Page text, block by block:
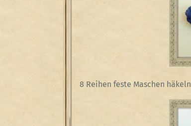
8 Reihen feste Maschen häkeln